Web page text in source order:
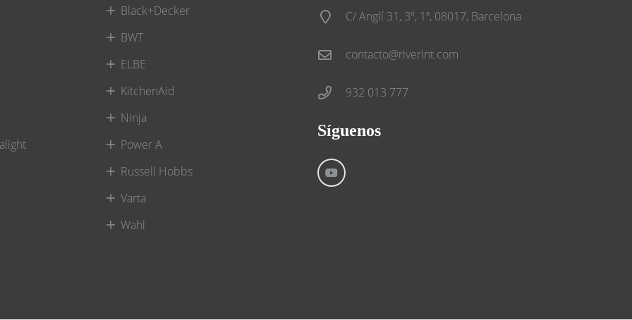
Black+Decker
BWT
ELBE
KitchenAid
Ninja
Power A
Russell Hobbs
Varta
Wahl
C/ Anglí 31, 3º, 1ª, 08017, Barcelona
contacto@riverint.com
932 013 777
Síguenos